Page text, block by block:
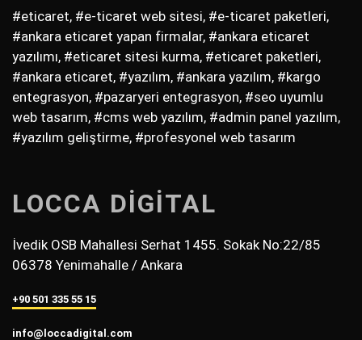
#eticaret, #e-ticaret web sitesi, #e-ticaret paketleri,
#ankara eticaret yapan firmalar, #ankara eticaret
yazılımı, #eticaret sitesi kurma, #eticaret paketleri,
#ankara eticaret, #yazılım, #ankara yazılım, #kargo
entegrasyon, #pazaryeri entegrasyon, #seo uyumlu
web tasarım, #cms web yazılım, #admin panel yazılım,
#yazılım geliştirme, #profesyonel web tasarım
LOCCA DİGİTAL
İvedik OSB Mahallesi Serhat 1455. Sokak No:22/85
06378 Yenimahalle / Ankara
+90 501 335 55 15
info@loccadigital.com